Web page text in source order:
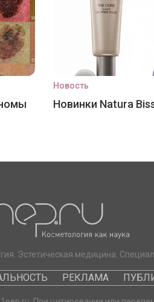
Новость
Новинки Natura
Эстетическая медицина.
РЕКЛАМА